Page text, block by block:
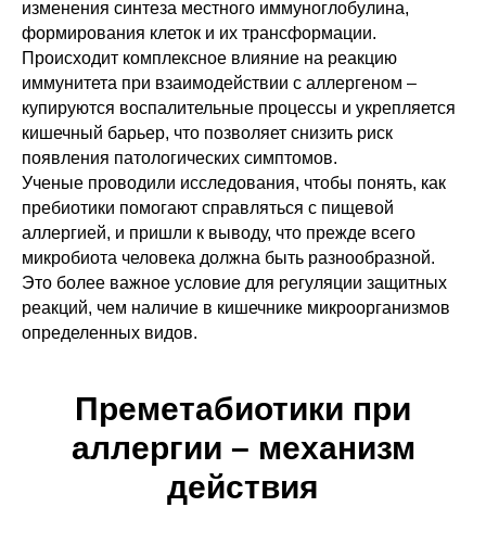
изменения синтеза местного иммуноглобулина,
формирования клеток и их трансформации.
Происходит комплексное влияние на реакцию
иммунитета при взаимодействии с аллергеном –
купируются воспалительные процессы и укрепляется
кишечный барьер, что позволяет снизить риск
появления патологических симптомов.
Ученые проводили исследования, чтобы понять, как
пребиотики помогают справляться с пищевой
аллергией, и пришли к выводу, что прежде всего
микробиота человека должна быть разнообразной.
Это более важное условие для регуляции защитных
реакций, чем наличие в кишечнике микроорганизмов
определенных видов.
Преметабиотики при
аллергии – механизм
действия